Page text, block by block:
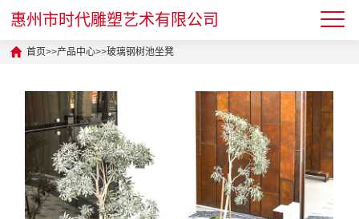
惠州市时代雕塑艺术有限公司
首页>>产品中心>>玻璃钢树池坐凳